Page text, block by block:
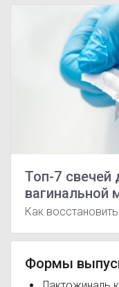
Топ-7 свечей
вагинальной
Как
Формы